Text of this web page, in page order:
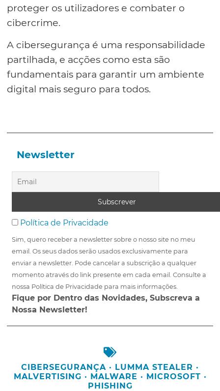
proteger os utilizadores e combater o
cibercrime.
A cibersegurança é uma responsabilidade
partilhada, e acções como esta são
fundamentais para garantir um ambiente
digital mais seguro para todos.
Newsletter
Política de Privacidade
Sim, quero receber a newsletter sobre o nosso site no meu
email. Os seus dados serão usados exclusivamente para
enviar a newsletter. Pode cancelar a subscrição a qualquer
momento através do link presente em cada email. Consulte a
nossa Política de Privacidade para mais informações.
Fique por Dentro das Novidades, Subscreva a
Nossa Newsletter!
CIBERSEGURANÇA · LUMMA STEALER ·
MALVERTISING · MALWARE · MICROSOFT ·
PHISHING